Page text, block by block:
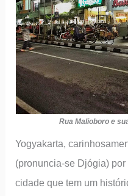
Rua Malioboro e
Yogyakarta,
(pronuncia-se Djógia)
cidade que tem um